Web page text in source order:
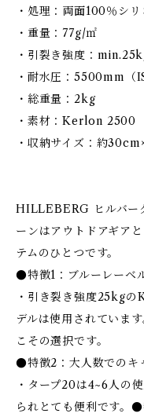
・処理：両面100％シ
・重量：77g/㎡
・引裂き強度：
・耐水圧：5500mm（
・総重量：2kg
・素材：Kerlon 2500
・収納サイズ：約
HILLEBERG ヒルバー
ーンはアウトドアギア
テムのひとつです。
●特徴1：ブルーレーベ
・引き裂き強度25kg
デルは使用されていま
こその選択です。
●特徴2：大人数でのキ
・タープ20は4~6人の
られとても便利です。